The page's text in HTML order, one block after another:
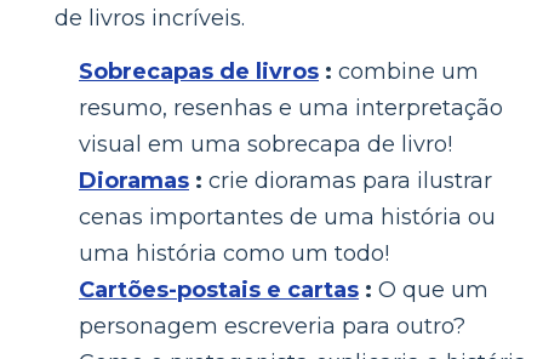
de livros incríveis.
Sobrecapas de livros : combine um
resumo, resenhas e uma interpretação
visual em uma sobrecapa de livro!
Dioramas : crie dioramas para ilustrar
cenas importantes de uma história ou
uma história como um todo!
Cartões-postais e cartas : O que um
personagem escreveria para outro?